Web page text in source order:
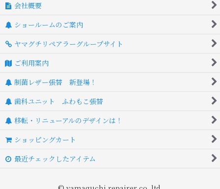
会社概要
ショールームのご案内
ヤマグチリペアラーグループサイト
ご利用案内
制菌レザー張替 新登場！
歯科ユニット ふわもこ張替
移転・リニューアルのデザインは！
ショッピングカート
最近チェックしたアイテム